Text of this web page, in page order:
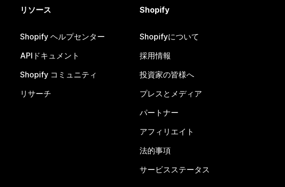
リソース
Shopify ヘルプセンター
APIドキュメント
Shopify コミュニティ
リサーチ
Shopify
Shopifyについて
採用情報
投資家の皆様へ
プレスとメディア
パートナー
アフィリエイト
法的事項
サービスステータス